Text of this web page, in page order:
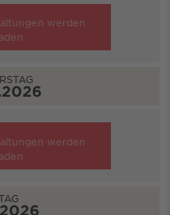
werden
werden